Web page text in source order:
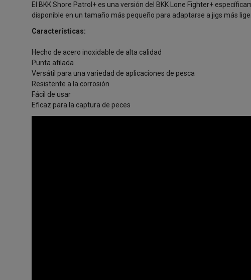
El BKK Shore Patrol+ es una versión del BKK Lone Fighter+
disponible en un tamaño más pequeño para adaptarse a jigs más
Características:
Hecho de acero inoxidable de alta calidad
Punta afilada
Versátil para una variedad de aplicaciones de pesca
Resistente a la corrosión
Fácil de usar
Eficaz para la captura de peces